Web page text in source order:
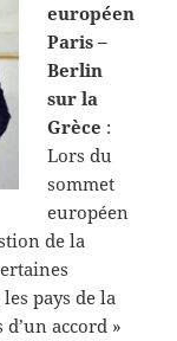
européen
Paris –
Berlin
sur la
Grèce :
Lors du
sommet
européen
de la
pays de la
accord »